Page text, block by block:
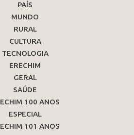
PAÍS
MUNDO
RURAL
CULTURA
TECNOLOGIA
ERECHIM
GERAL
SAÚDE
100 ANOS
ESPECIAL
101 ANOS